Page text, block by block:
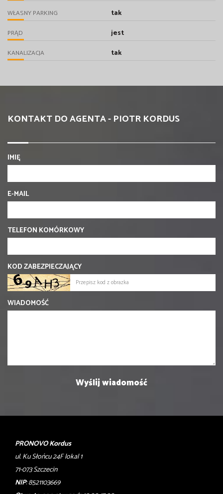
WŁASNY PARKING tak
PRĄD jest
KANALIZACJA tak
KONTAKT DO AGENTA - PIOTR KORDUS
IMIĘ
E-MAIL
TELEFON KOMÓRKOWY
KOD ZABEZPIECZAJĄCY
WIADOMOŚĆ
PRONOVO Kordus
ul. Ku Słońcu 24F lokal 1
71-073 Szczecin
NIP: 8521103669